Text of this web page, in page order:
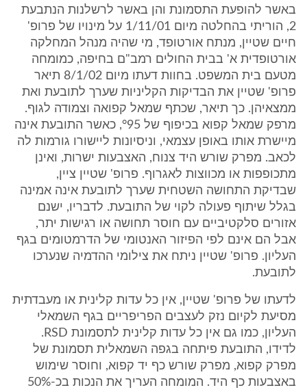
באשר להופעת התסמונת והן באשר לרשלנות הנתבעת
2, הוריתי בהחלטה מיום 1/11/01 על מינויו של פרופ'
חיים שטיין, מנתח אורטופד, מי שהיה מנהל המחלקה
אורטופדית א' בבית החולים רמב"ם בחיפה, כמומחה
מטעם בית המשפט. בחוות דעתו מיום 8/1/02 תיאר
פרופ' שטיין את הבדיקות הקליניות שערך לתובעת ואת
ממצאיהן. כך תיאר, שכתף שמאל קפואה וצמודה לגוף.
מרפק שמאל קפוא בכיפוף של °95, כאשר התובעת אינה
מיישרת אותו באופן עצמאי, וניסיונות ליישורו גורמות לה
לכאב. מפרק שורש היד צנוח, האצבעות ישרות, ואינן
מתכופפות או מכווצות לאגרוף. פרופ' שטיין ציין,
שבדיקת התחושה השטחית שערך לתובעת אינה אמינה
בגלל שיתוף פעולה לקוי של התובעת. לדבריו, ישנם
אזורים סלקטיביים עם חוסר תחושה או רגישות יתר,
אבל הם אינם לפי הפיזור האנטומי של הדרמטומים בגף
העליון. פרופ' שטיין ניתח את צילומי ההדמיה שנערכו
לתובעת.
לדעתו של פרופ' שטיין, אין כל עדות קלינית או מעבדתית
מסיעת לקיום נזק לעצבים הפריפריים בגף השמאלי
העליון, כמו גם אין כל עדות קלינית לתסמונת RSD.
לדידו, התובעת פיתחה בגפה השמאלית תסמונת של
מפרק קפוא, מפרק שורש כף יד קפוא, וחוסר שימוש
באצבעות כף היד. המומחה העריך את הנכות בכ-50%